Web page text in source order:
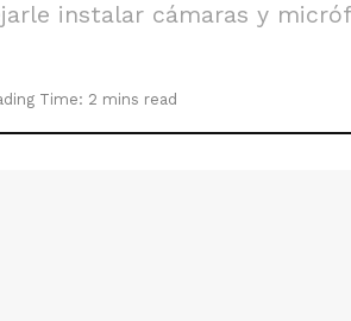
instalar cámaras y
Time: 2 mins read